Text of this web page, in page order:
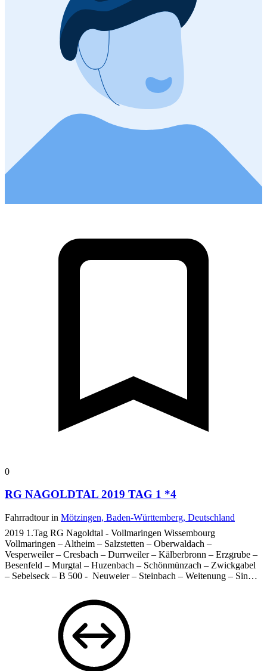
0
RG NAGOLDTAL 2019 TAG 1 *4
Fahrradtour in Mötzingen, Baden-Württemberg, Deutschland
2019 1.Tag RG Nagoldtal - Vollmaringen Wissembourg
Vollmaringen – Altheim – Salzstetten – Oberwaldach –
Vesperweiler – Cresbach – Durrweiler – Kälberbronn – Erzgrube –
Besenfeld – Murgtal – Huzenbach – Schönmünzach – Zwickgabel
– Sebelseck – B 500 - Neuweier – Steinbach – Weitenung – Sin…